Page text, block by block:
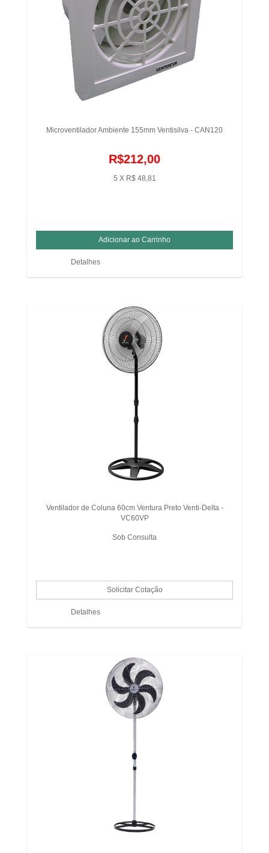
Microventilador Ambiente 155mm Ventisilva - CAN120
R$212,00
5 X R$ 48,81
Detalhes
Ventilador de Coluna 60cm Ventura Preto Venti-Delta -
VC60VP
Sob Consulta
Detalhes